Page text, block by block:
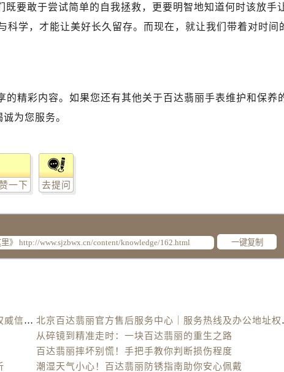
既要敢于尝试简单的自我拯救，更要明智地知道何时该放手
科学，才能让美好长久留存。而现在，就让我们带着对时间
的精彩内容。如果您还有其他关于百达翡丽手表维护和保养
为您服务。
一下 去提问
一键复制
北京百达翡丽官方售后服务中心｜最新电话及地址权威信息公示（2026年6月最新）
北京百达翡
从碎镜到精准走时：一块百达翡丽的重生之路
百达翡丽摔坏别慌！手把手教你判断损伤程度
潮湿天气小心！百达翡丽防锈指南助你安心佩戴